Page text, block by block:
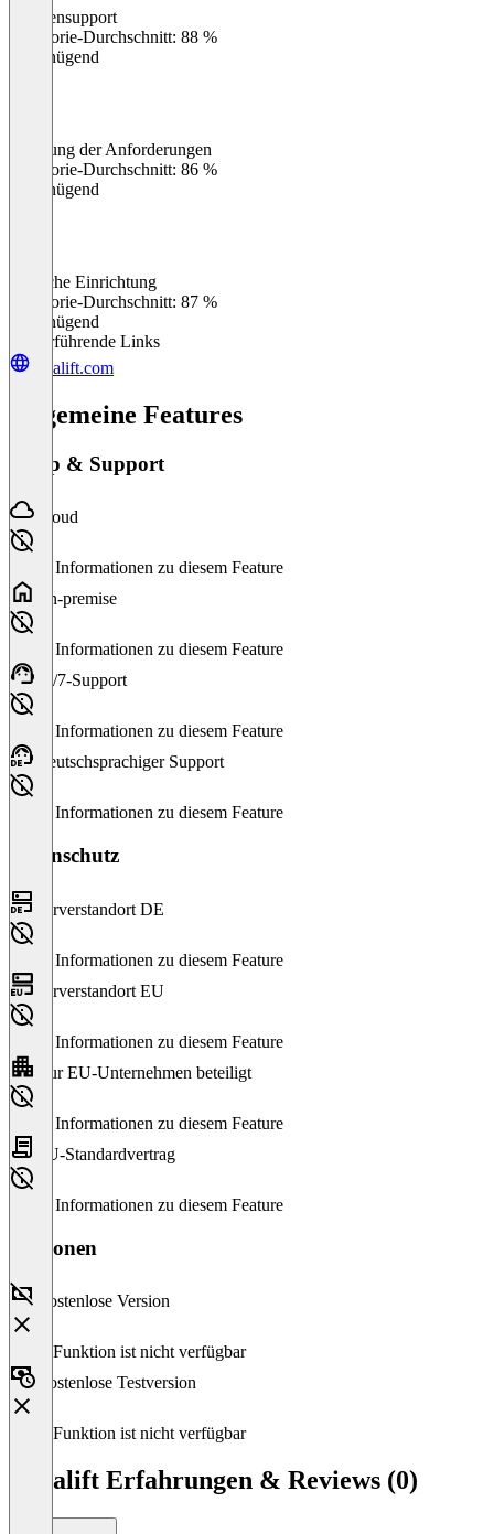
Kundensupport
Kategorie-Durchschnitt: 88 %
Ungenügend
Erfüllung der Anforderungen
Kategorie-Durchschnitt: 86 %
Ungenügend
Einfache Einrichtung
Kategorie-Durchschnitt: 87 %
Ungenügend
Weiterführende Links
loyalift.com
Allgemeine Features
Setup & Support
Cloud
Keine Informationen zu diesem Feature
On-premise
Keine Informationen zu diesem Feature
24/7-Support
Keine Informationen zu diesem Feature
Deutschsprachiger Support
Keine Informationen zu diesem Feature
Datenschutz
Serverstandort DE
Keine Informationen zu diesem Feature
Serverstandort EU
Keine Informationen zu diesem Feature
Nur EU-Unternehmen beteiligt
Keine Informationen zu diesem Feature
EU-Standardvertrag
Keine Informationen zu diesem Feature
Versionen
Kostenlose Version
Diese Funktion ist nicht verfügbar
Kostenlose Testversion
Diese Funktion ist nicht verfügbar
Loyalift Erfahrungen & Reviews (0)